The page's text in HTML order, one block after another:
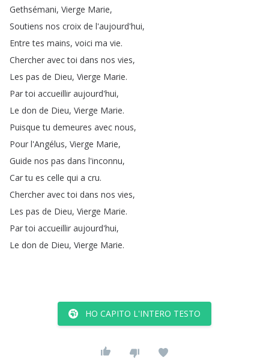
Gethsémani, Vierge Marie,
Soutiens nos croix de l'aujourd'hui,
Entre tes mains, voici ma vie.
Chercher avec toi dans nos vies,
Les pas de Dieu, Vierge Marie.
Par toi accueillir aujourd'hui,
Le don de Dieu, Vierge Marie.
Puisque tu demeures avec nous,
Pour l'Angélus, Vierge Marie,
Guide nos pas dans l'inconnu,
Car tu es celle qui a cru.
Chercher avec toi dans nos vies,
Les pas de Dieu, Vierge Marie.
Par toi accueillir aujourd'hui,
Le don de Dieu, Vierge Marie.
HO CAPITO L'INTERO TESTO